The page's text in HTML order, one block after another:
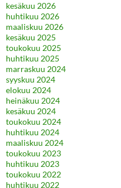
kesäkuu 2026
huhtikuu 2026
maaliskuu 2026
kesäkuu 2025
toukokuu 2025
huhtikuu 2025
marraskuu 2024
syyskuu 2024
elokuu 2024
heinäkuu 2024
kesäkuu 2024
toukokuu 2024
huhtikuu 2024
maaliskuu 2024
toukokuu 2023
huhtikuu 2023
toukokuu 2022
huhtikuu 2022